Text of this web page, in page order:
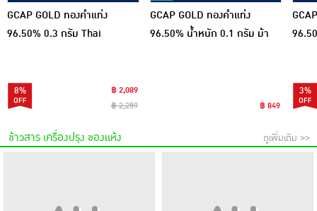
GCAP GOLD ทองคำแท่ง
96.50% 0.3 กรัม Thai
8%
฿ 2,089
฿ 2,259
GCAP GOLD ทองคำแท่ง
96.50% น้ำหนัก 0.1 กรัม ม้า
฿ 849
3%
ข้าวสาร เครื่องปรุง ของแห้ง ดูเพิ่มเติม >>